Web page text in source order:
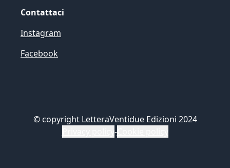
Contattaci
Instagram
Facebook
© copyright LetteraVentidue Edizioni 2024
-Cookie policy